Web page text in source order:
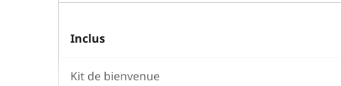
Inclus
Kit de bienvenue